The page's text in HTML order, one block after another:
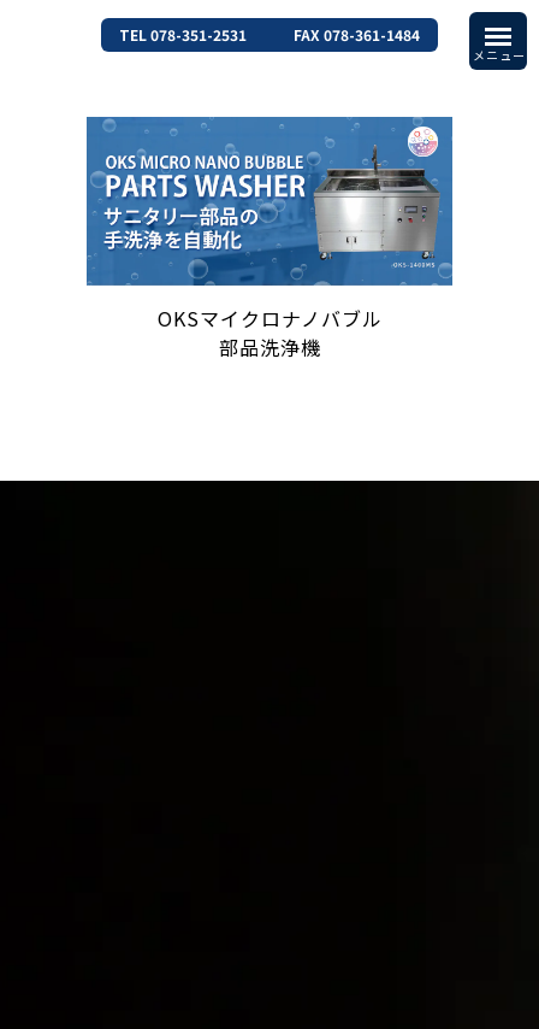
TEL 078-351-2531 FAX 078-361-1484
OKSマイクロナノバブル
部品洗浄機